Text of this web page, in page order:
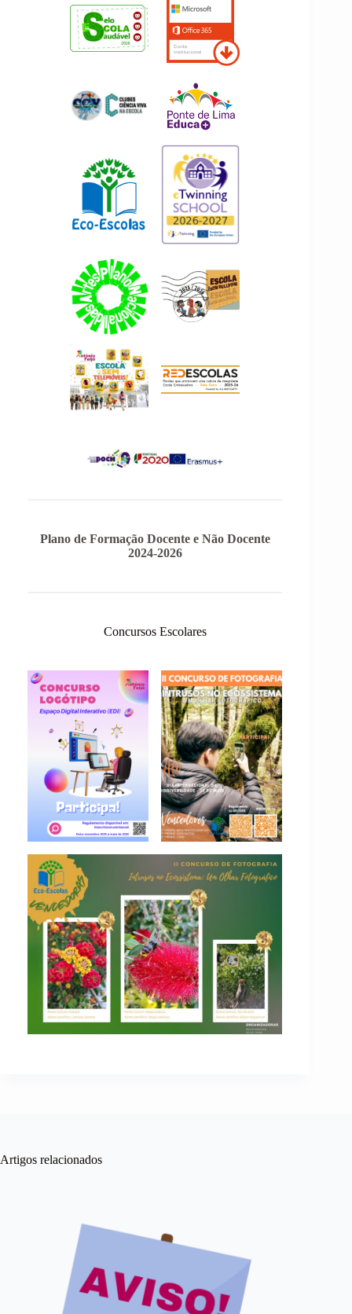
Plano de Formação Docente e Não Docente
2024-2026
Concursos Escolares
Artigos relacionados